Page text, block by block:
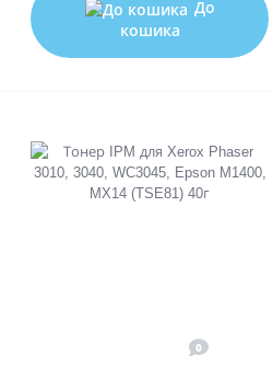
До
кошика
0